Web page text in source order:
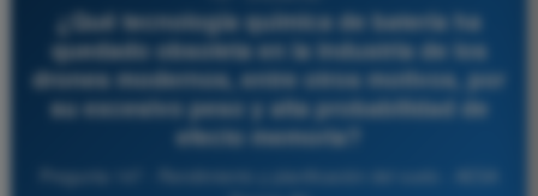
¿Qué tecnología química de batería ha
quedado obsoleta en la industria de los
drones modernos, entre otros motivos, por
su excesivo peso y alta probabilidad de
efecto memoria?
Pregunta 147 - Rendimiento y planificación del vuelo - AESA